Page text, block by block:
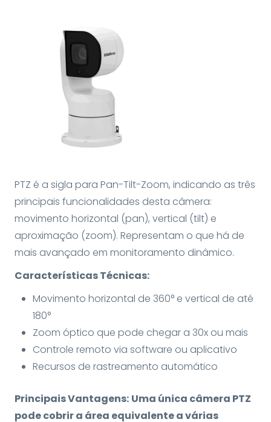
PTZ é a sigla para Pan-Tilt-Zoom, indicando as três
principais funcionalidades desta câmera:
movimento horizontal (pan), vertical (tilt) e
aproximação (zoom). Representam o que há de
mais avançado em monitoramento dinâmico.
Características Técnicas:
Movimento horizontal de 360° e vertical de até
180°
Zoom óptico que pode chegar a 30x ou mais
Controle remoto via software ou aplicativo
Recursos de rastreamento automático
Principais Vantagens: Uma única câmera PTZ
pode cobrir a área equivalente a várias